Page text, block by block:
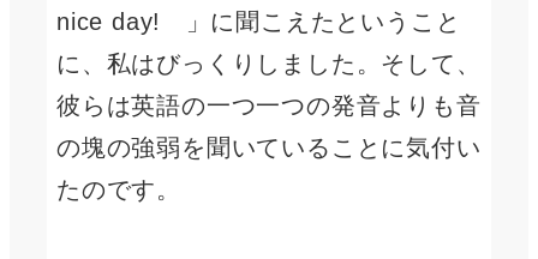
nice day! 」に聞こえたということ
に、私はびっくりしました。そして、
彼らは英語の一つ一つの発音よりも音
の塊の強弱を聞いていることに気付い
たのです。